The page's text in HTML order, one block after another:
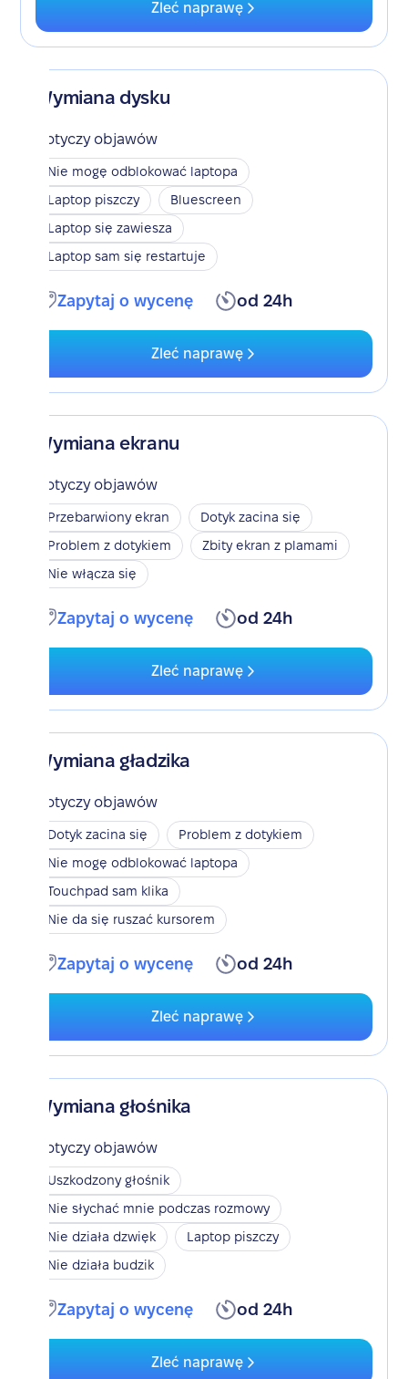
Zleć naprawę
Wymiana dysku
Dotyczy objawów
Nie mogę odblokować laptopa
Laptop piszczy
Bluescreen
Laptop się zawiesza
Laptop sam się restartuje
Zapytaj o wycenę od 24h
Zleć naprawę
Wymiana ekranu
Dotyczy objawów
Przebarwiony ekran
Dotyk zacina się
Problem z dotykiem
Zbity ekran z plamami
Nie włącza się
Zapytaj o wycenę od 24h
Zleć naprawę
Wymiana gładzika
Dotyczy objawów
Dotyk zacina się
Problem z dotykiem
Nie mogę odblokować laptopa
Touchpad sam klika
Nie da się ruszać kursorem
Zapytaj o wycenę od 24h
Zleć naprawę
Wymiana głośnika
Dotyczy objawów
Uszkodzony głośnik
Nie słychać mnie podczas rozmowy
Nie działa dzwięk
Laptop piszczy
Nie działa budzik
Zapytaj o wycenę od 24h
Zleć naprawę